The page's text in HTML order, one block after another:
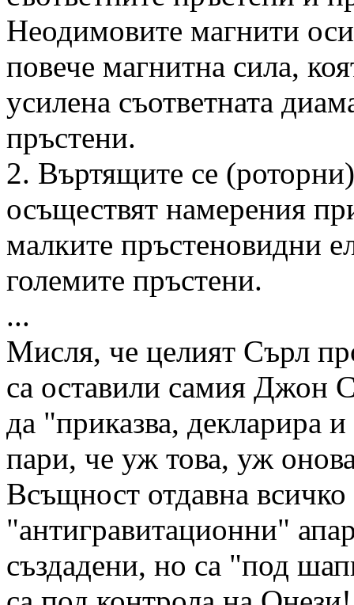
Неодимовите магнити
повече магнитна сила,
усилена съответната
пръстени.
2. Въртящите се
осъществят намерения
малките пръстеновидни
големите пръстени.
...
Мисля, че целият Сърл
са оставили самия Джон
да "приказва, декларира
пари, че уж това, уж
Всъщност отдавна всичко
"антигравитационни"
създадени, но са "под